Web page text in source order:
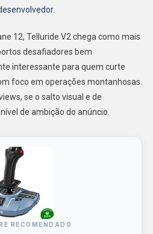
.
12, Telluride V2 chega como mais
desafiadores bem
interessante para quem curte
foco em operações montanhosas.
se o salto visual e de
de ambição do anúncio.
RECOMENDADO